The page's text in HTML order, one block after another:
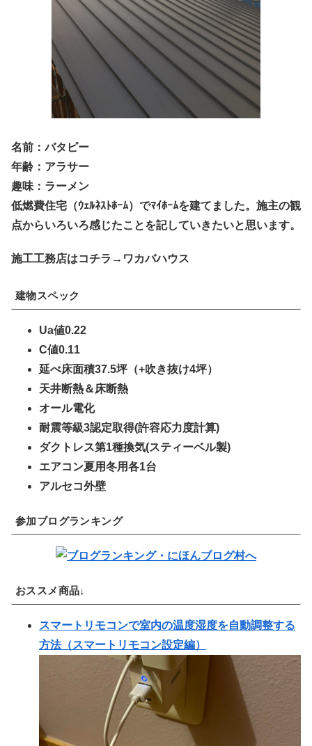
名前：バタピー
年齢：アラサー
趣味：ラーメン
低燃費住宅（ｳｪﾙﾈｽﾄﾎｰﾑ）でﾏｲﾎｰﾑを建てました。施主の観
点からいろいろ感じたことを記していきたいと思います。
施工工務店はコチラ→ワカバハウス
建物スペック
Ua値0.22
C値0.11
延べ床面積37.5坪（+吹き抜け4坪）
天井断熱＆床断熱
オール電化
耐震等級3認定取得(許容応力度計算)
ダクトレス第1種換気(スティーベル製)
エアコン夏用冬用各1台
アルセコ外壁
参加ブログランキング
おススメ商品↓
スマートリモコンで室内の温度湿度を自動調整する
方法（スマートリモコン設定編）